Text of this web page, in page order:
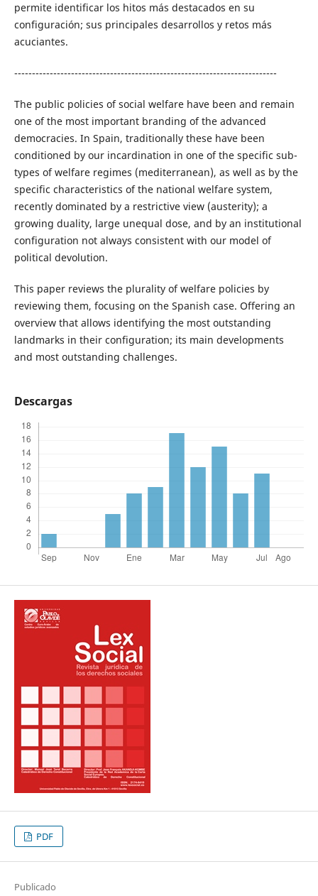
permite identificar los hitos más destacados en su
configuración; sus principales desarrollos y retos más
acuciantes.
--------------------------------------------------------------------------
The public policies of social welfare have been and remain
one of the most important branding of the advanced
democracies. In Spain, traditionally these have been
conditioned by our incardination in one of the specific sub-
types of welfare regimes (mediterranean), as well as by the
specific characteristics of the national welfare system,
recently dominated by a restrictive view (austerity); a
growing duality, large unequal dose, and by an institutional
configuration not always consistent with our model of
political devolution.
This paper reviews the plurality of welfare policies by
reviewing them, focusing on the Spanish case. Offering an
overview that allows identifying the most outstanding
landmarks in their configuration; its main developments
and most outstanding challenges.
Descargas
PDF
Publicado